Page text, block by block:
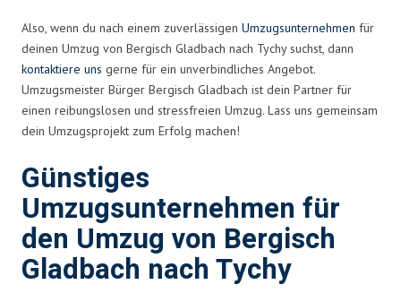
Also, wenn du nach einem zuverlässigen Umzugsunternehmen für
deinen Umzug von Bergisch Gladbach nach Tychy suchst, dann
kontaktiere uns gerne für ein unverbindliches Angebot.
Umzugsmeister Bürger Bergisch Gladbach ist dein Partner für
einen reibungslosen und stressfreien Umzug. Lass uns gemeinsam
dein Umzugsprojekt zum Erfolg machen!
Günstiges
Umzugsunternehmen für
den Umzug von Bergisch
Gladbach nach Tychy